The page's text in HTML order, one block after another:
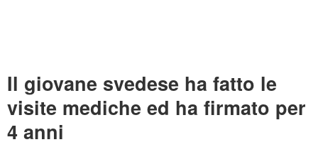
Il giovane svedese ha fatto le
visite mediche ed ha firmato per
4 anni